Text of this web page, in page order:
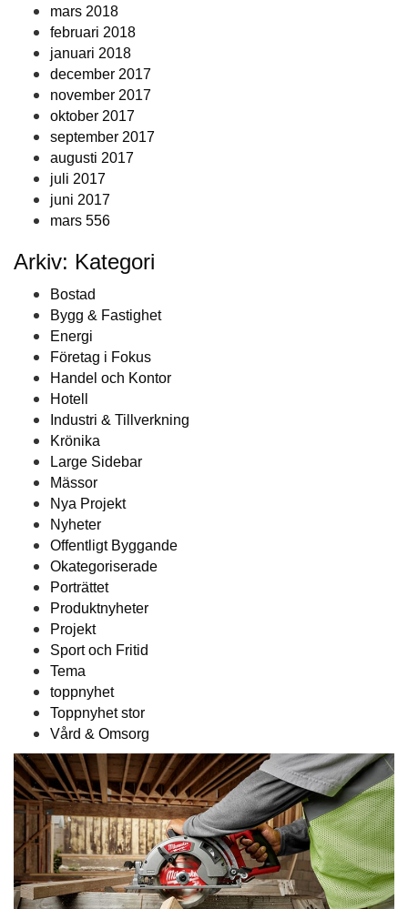
mars 2018
februari 2018
januari 2018
december 2017
november 2017
oktober 2017
september 2017
augusti 2017
juli 2017
juni 2017
mars 556
Arkiv: Kategori
Bostad
Bygg & Fastighet
Energi
Företag i Fokus
Handel och Kontor
Hotell
Industri & Tillverkning
Krönika
Large Sidebar
Mässor
Nya Projekt
Nyheter
Offentligt Byggande
Okategoriserade
Porträttet
Produktnyheter
Projekt
Sport och Fritid
Tema
toppnyhet
Toppnyhet stor
Vård & Omsorg